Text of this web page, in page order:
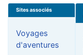
Sites associés
Voyages
d'aventures